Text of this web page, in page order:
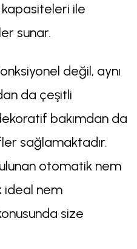
ile
sunar.
değil, aynı
da çeşitli
bakımdan da
sağlamaktadır.
otomatik nem
ideal nem
size